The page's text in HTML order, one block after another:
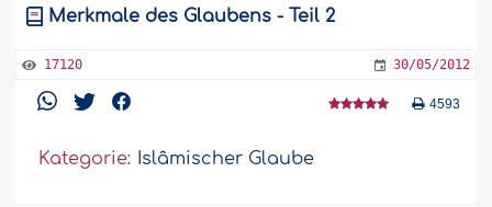
Merkmale des Glaubens - Teil 2
17120 30/05/2012
4593
Kategorie: Islâmischer Glaube